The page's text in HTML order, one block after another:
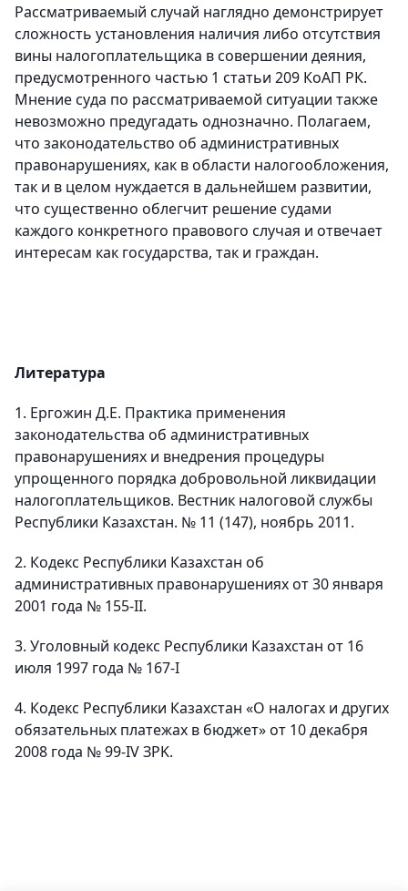
Рассматриваемый случай наглядно демонстрирует
сложность установления наличия либо отсутствия
вины налогоплательщика в совершении деяния,
предусмотренного частью 1 статьи 209 КоАП РК.
Мнение суда по рассматриваемой ситуации также
невозможно предугадать однозначно. Полагаем,
что законодательство об административных
правонарушениях, как в области налогообложения,
так и в целом нуждается в дальнейшем развитии,
что существенно облегчит решение судами
каждого конкретного правового случая и отвечает
интересам как государства, так и граждан.
Литература
1. Ергожин Д.Е. Практика применения
законодательства об административных
правонарушениях и внедрения процедуры
упрощенного порядка добровольной ликвидации
налогоплательщиков. Вестник налоговой службы
Республики Казахстан. № 11 (147), ноябрь 2011.
2. Кодекс Республики Казахстан об
административных правонарушениях от 30 января
2001 года № 155-II.
3. Уголовный кодекс Республики Казахстан от 16
июля 1997 года № 167-I
4. Кодекс Республики Казахстан «О налогах и других
обязательных платежах в бюджет» от 10 декабря
2008 года № 99-IV ЗPK.